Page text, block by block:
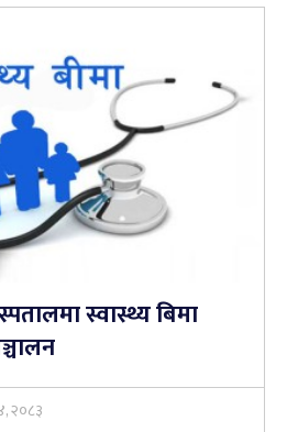
स्वास्थ्य बिमा
२०८३